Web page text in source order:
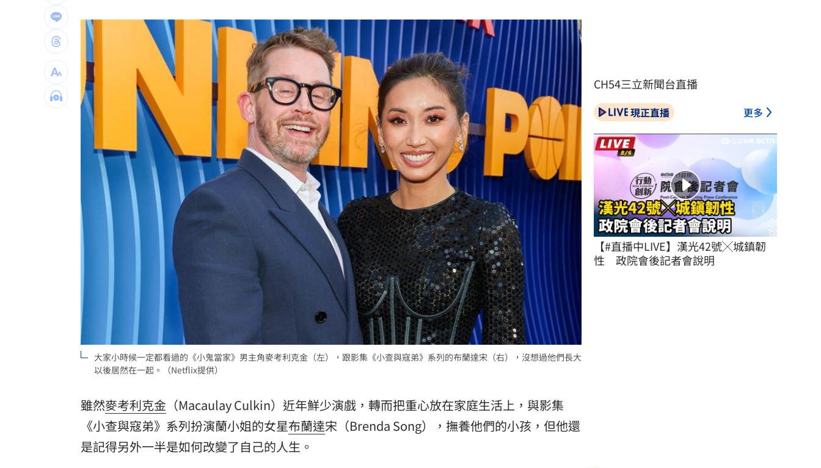
酒駕4次全罰錢了事！男第5度酒駕直接入獄 11:51
防空演習「手機變慢30分鐘」影響一次看
國巨、華新科同步走弱 它逆勢狂飆5% 11:48
台灣彩券開獎直播中
LIVE三立+24小時直播
三立iNEWS新聞台線上直播 18:00
市場到酒場料理！可果美蕃茄醬創無限可能 12:00
父親節送會拉筋的按摩椅 爸爸「筋歡喜」 18:00
油品食安事件引關注 挑選保健食品要注意
罕病博士彭士齊 輪椅上的生命覺醒！ 11:00
酷澎「爸氣父親節」國際官方品牌齊聚
大家小時候一定都看過的《小鬼當家》男主角麥考利克金（左），跟影集《小查與寇弟》系列的布蘭達宋（右），沒想過他們長大
以後居然在一起。（Netflix提供）
雖然麥考利克金 （Macaulay Culkin）近年鮮少演戲，轉而把重心放在家庭生活上，與影集
《小查與寇弟》系列扮演蘭小姐的女星布蘭達宋（Brenda Song），撫養他們的小孩，但他還
是記得另外一半是如何改變了自己的人生。
CH54三立新聞台直播
現正直播 更多
【#直播中LIVE】漢光42號╳城鎮韌
性　政院會後記者會說明